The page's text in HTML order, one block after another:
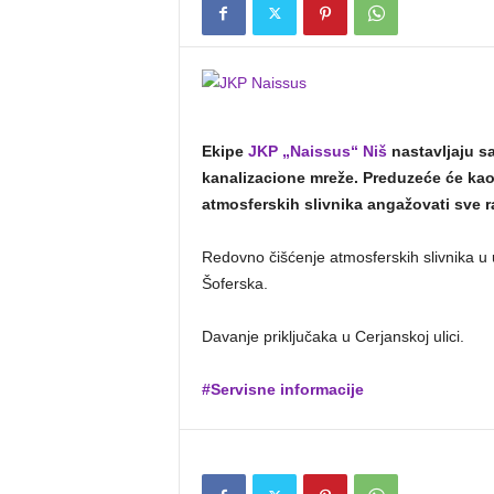
Ekipe JKP „Naissus“ Nišnastavljaju
kanalizacione mreže. Preduzeće će
atmosferskih slivnika angažovati sve
Redovno čišćenje atmosferskih slivnika
Šoferska.
Davanje priključaka u Cerjanskoj ulici.
#Servisne informacije